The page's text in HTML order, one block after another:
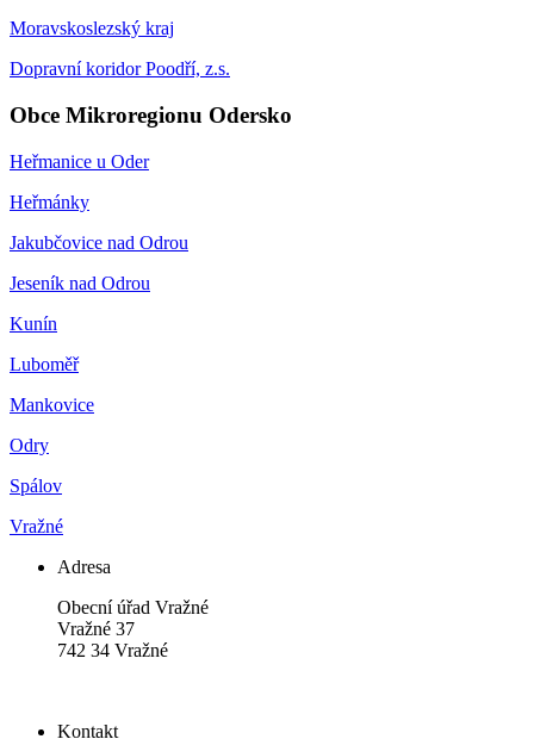
Moravskoslezský kraj
Dopravní koridor Poodří, z.s.
Obce Mikroregionu Odersko
Heřmanice u Oder
Heřmánky
Jakubčovice nad Odrou
Jeseník nad Odrou
Kunín
Luboměř
Mankovice
Odry
Spálov
Vražné
Adresa
Obecní úřad Vražné
Vražné 37
742 34 Vražné
Kontakt